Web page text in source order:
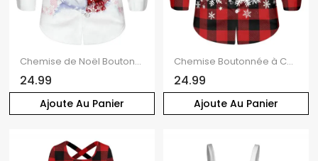
Ajoute Au Panier
Chemise de Noël Boutonnée à Carreaux Mignon Imprimée à Manches Longues
24.99
Ajoute Au Panier
Chemise Boutonnée à Carreaux Imprimé Bonhomme de Neige et Flocon de Neige de Noël
24.99